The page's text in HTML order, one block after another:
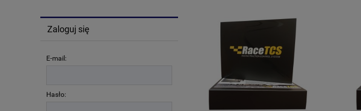
Zaloguj się
E-mail:
Hasło: